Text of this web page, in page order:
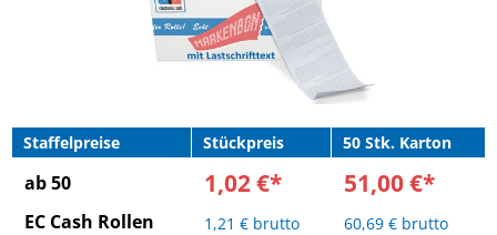
Staffelpreise Stückpreis 50 Stk. Karton
ab 50
EC Cash Rollen
1,02 €*
1,21 € brutto
51,00 €*
60,69 € brutto